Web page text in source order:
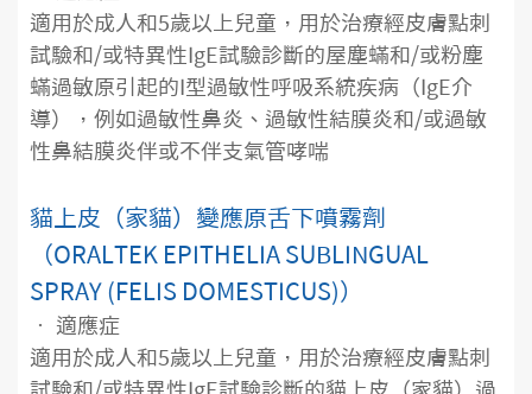
適用於成人和5歲以上兒童，用於治療經皮膚點刺
試驗和/或特異性IgE試驗診斷的屋塵蟎和/或粉塵
蟎過敏原引起的I型過敏性呼吸系統疾病（IgE介
導），例如過敏性鼻炎、過敏性結膜炎和/或過敏
性鼻結膜炎伴或不伴支氣管哮喘
貓上皮（家貓）變應原舌下噴霧劑
（ORALTEK EPITHELIA SUBLINGUAL
SPRAY (FELIS DOMESTICUS)）
• 適應症
適用於成人和5歲以上兒童，用於治療經皮膚點刺
試驗和/或特異性IgE試驗診斷的貓上皮（家貓）過